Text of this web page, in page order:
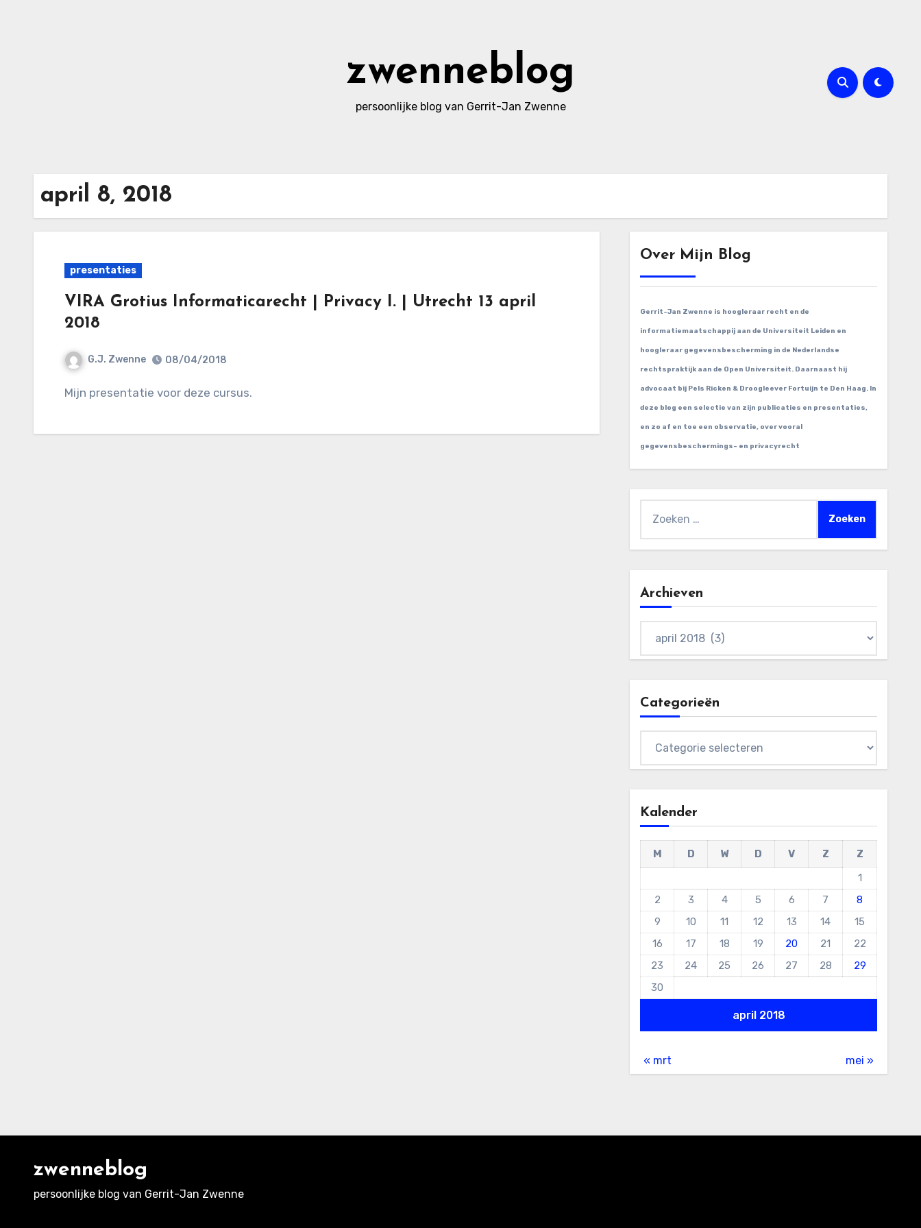
zwenneblog
persoonlijke blog van Gerrit-Jan Zwenne
april 8, 2018
presentaties
VIRA Grotius Informaticarecht | Privacy I. | Utrecht 13 april
2018
G.J. Zwenne 08/04/2018
Mijn presentatie voor deze cursus.
Over Mijn Blog
Gerrit-Jan Zwenne is hoogleraar recht en de
informatiemaatschappij aan de Universiteit Leiden en
hoogleraar gegevensbescherming in de Nederlandse
rechtspraktijk aan de Open Universiteit. Daarnaast hij
advocaat bij Pels Ricken & Droogleever Fortuijn te Den Haag. In
deze blog een selectie van zijn publicaties en presentaties,
en zo af en toe een observatie, over vooral
gegevensbeschermings- en privacyrecht
naar:
Archieven
Categorieën
Kalender
april 2018
M D W D V Z
Z
1
2
3 4 5 6 7
8
9
10 11 12 13 14
15
16
17 18 19 20 21
22
23
24 25 26 27 28
29
30
« mrt mei »
zwenneblog
persoonlijke blog van Gerrit-Jan Zwenne